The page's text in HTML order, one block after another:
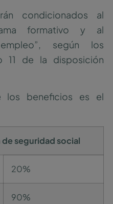
condicionados al
formativo y al
según los
11 de la disposición
los beneficios es el
seguridad social
20%
90%